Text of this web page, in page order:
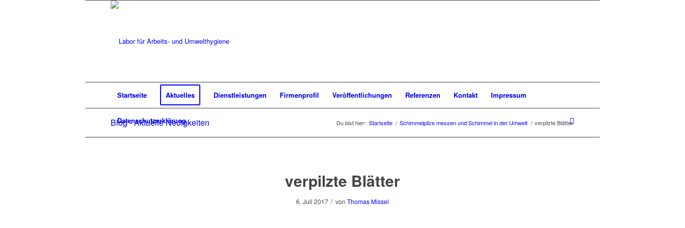
Startseite Aktuelles Dienstleistungen Firmenprofil Veröffentlichungen Referenzen Kontakt Impressum
Datenschutzerklärung
Blog - Aktuelle Neuigkeiten Du bist hier: Startseite / Schimmelpilze messen und Schimmel in der Umwelt / verpilzte Blätter
verpilzte Blätter
6. Juli 2017 / von Thomas Missel